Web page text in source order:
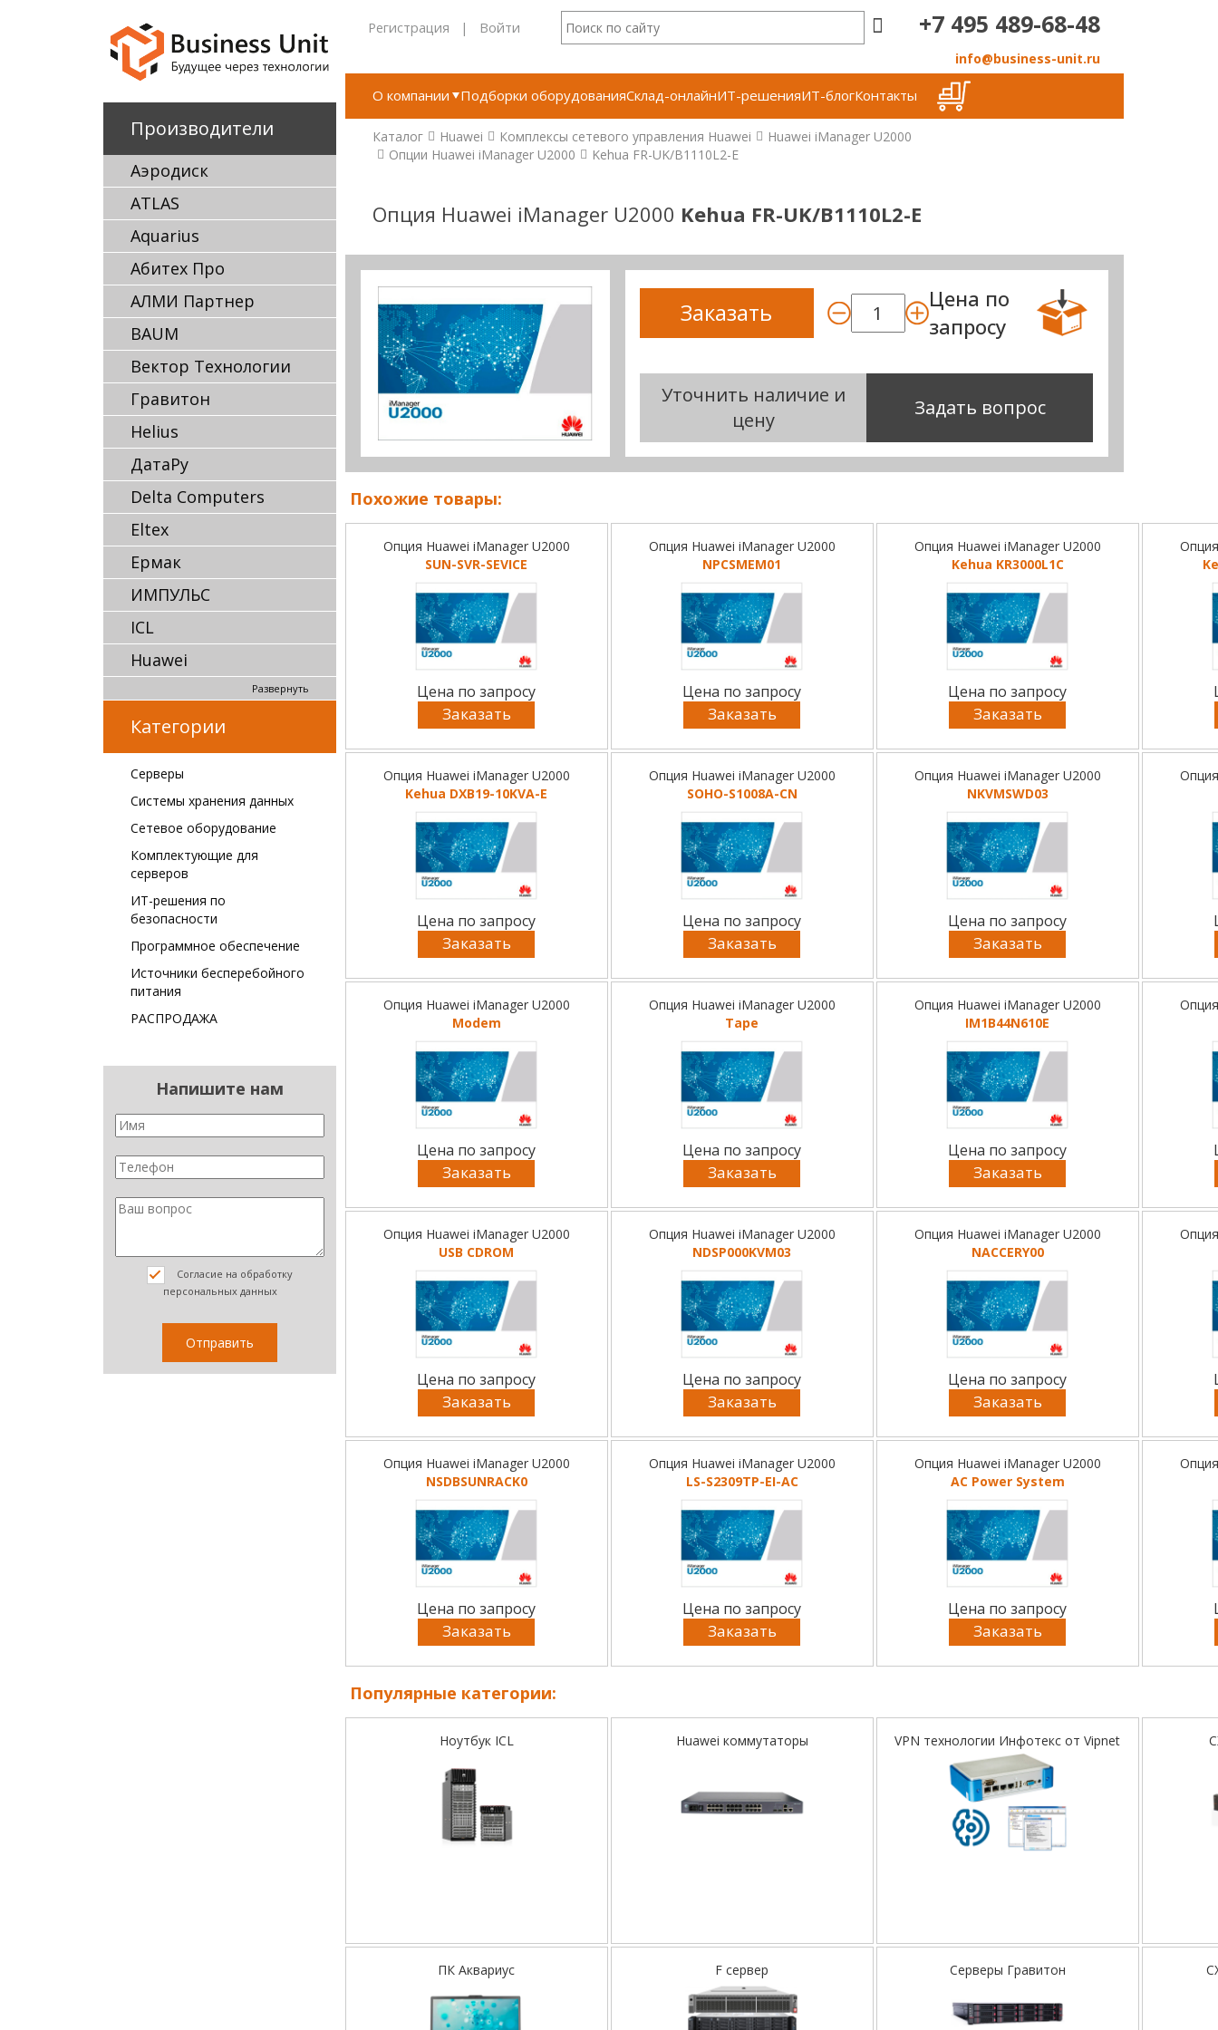
Производители
Аэродиск
ATLAS
Aquarius
Абитех Про
АЛМИ Партнер
BAUM
Вектор Технологии
Гравитон
Helius
ДатаРу
Delta Computers
Eltex
Ермак
ИМПУЛЬС
ICL
Huawei
Развернуть
Категории
Серверы
Системы хранения данных
Сетевое оборудование
Комплектующие для
серверов
ИТ-решения по
безопасности
Программное обеспечение
Источники бесперебойного
питания
РАСПРОДАЖА
Напишите нам
Согласие на обработку
персональных данных
Регистрация | Войти +7 495 489-68-48
info@business-unit.ru
О компании Подборки оборудованияСклад-онлайнИТ-решенияИТ-блогКонтакты
Каталог Huawei Комплексы сетевого управления Huawei
Huawei iManager U2000
Опции Huawei iManager U2000
Kehua FR-UK/B1110L2-E
Опция Huawei iManager U2000 Kehua FR-UK/B1110L2-E
Заказать
Цена по
запросу
Уточнить наличие и
цену
Задать вопрос
Похожие товары:
Опция Huawei iManager U2000
SUN-SVR-SEVICE
Цена по запросу
Заказать
Опция Huawei iManager U2000
NPCSMEM01
Цена по запросу
Заказать
Опция Huawei iManager U2000
Kehua KR3000L1C
Цена по запросу
Заказать
Опция Huawei iManager U2000
Kehua DXB19-10KVA-E
Цена по запросу
Заказать
Опция Huawei iManager U2000
SOHO-S1008A-CN
Цена по запросу
Заказать
Опция Huawei iManager U2000
NKVMSWD03
Цена по запросу
Заказать
Опция Huawei iManager U2000
Modem
Цена по запросу
Заказать
Опция Huawei iManager U2000
Tape
Цена по запросу
Заказать
Опция Huawei iManager U2000
IM1B44N610E
Цена по запросу
Заказать
Опция Huawei iManager U2000
USB CDROM
Цена по запросу
Заказать
Опция Huawei iManager U2000
NDSP000KVM03
Цена по запросу
Заказать
Опция Huawei iManager U2000
NACCERY00
Цена по запросу
Заказать
Опция Huawei iManager U2000
NSDBSUNRACK0
Цена по запросу
Заказать
Опция Huawei iManager U2000
LS-S2309TP-EI-AC
Цена по запросу
Заказать
Опция Huawei iManager U2000
AC Power System
Цена по запросу
Заказать
Популярные категории:
Ноутбук ICL Huawei коммутаторы VPN технологии Инфотекс от Vipnet
ПК Аквариус F сервер Серверы Гравитон